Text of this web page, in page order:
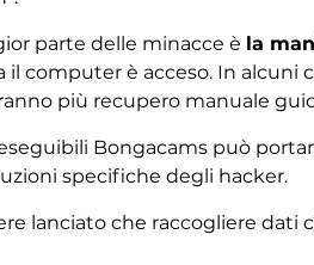
parte delle minacce è la
computer è acceso. In alcuni
più recupero manuale
Bongacams può
specifiche degli hacker.
lanciato che raccogliere dati